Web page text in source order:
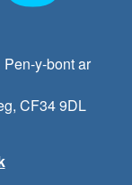
y-bont ar
CF34 9DL